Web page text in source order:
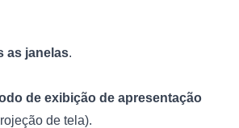
as janelas.
de exibição de apresentação
de tela).